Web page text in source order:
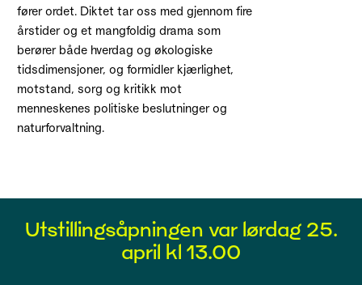
fører ordet. Diktet tar oss med gjennom fire
årstider og et mangfoldig drama som
berører både hverdag og økologiske
tidsdimensjoner, og formidler kjærlighet,
motstand, sorg og kritikk mot
menneskenes politiske beslutninger og
naturforvaltning.
Utstillingsåpningen var lørdag 25.
april kl 13.00